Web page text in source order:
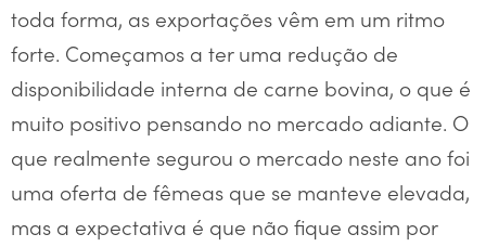
toda forma, as exportações vêm em um ritmo
forte. Começamos a ter uma redução de
disponibilidade interna de carne bovina, o que é
muito positivo pensando no mercado adiante. O
que realmente segurou o mercado neste ano foi
uma oferta de fêmeas que se manteve elevada,
mas a expectativa é que não fique assim por